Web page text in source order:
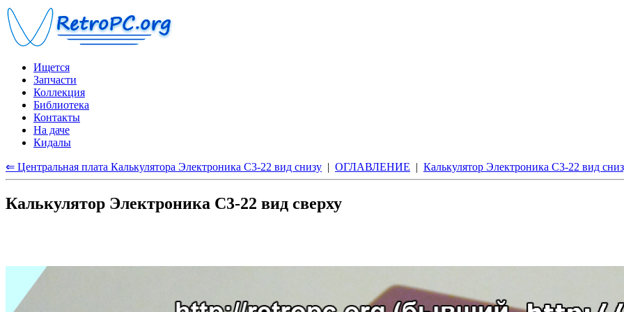
Ищется
Запчасти
Коллекция
Библиотека
Контакты
На даче
Кидалы
⇐ Центральная плата Калькулятора Электроника С3-22 вид снизу | ОГЛАВЛЕНИЕ | Калькулятор Электроника С3-22 вид
Калькулятор Электроника С3-22 вид сверху